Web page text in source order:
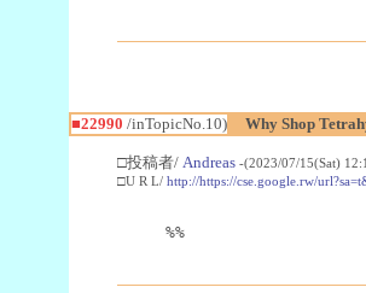
■22990 /inTopicNo.10) Why Shop
□投稿者/ Andreas -(2023/07/15(Sat)
□U R L/ http://https://cse.google.rw/
%%